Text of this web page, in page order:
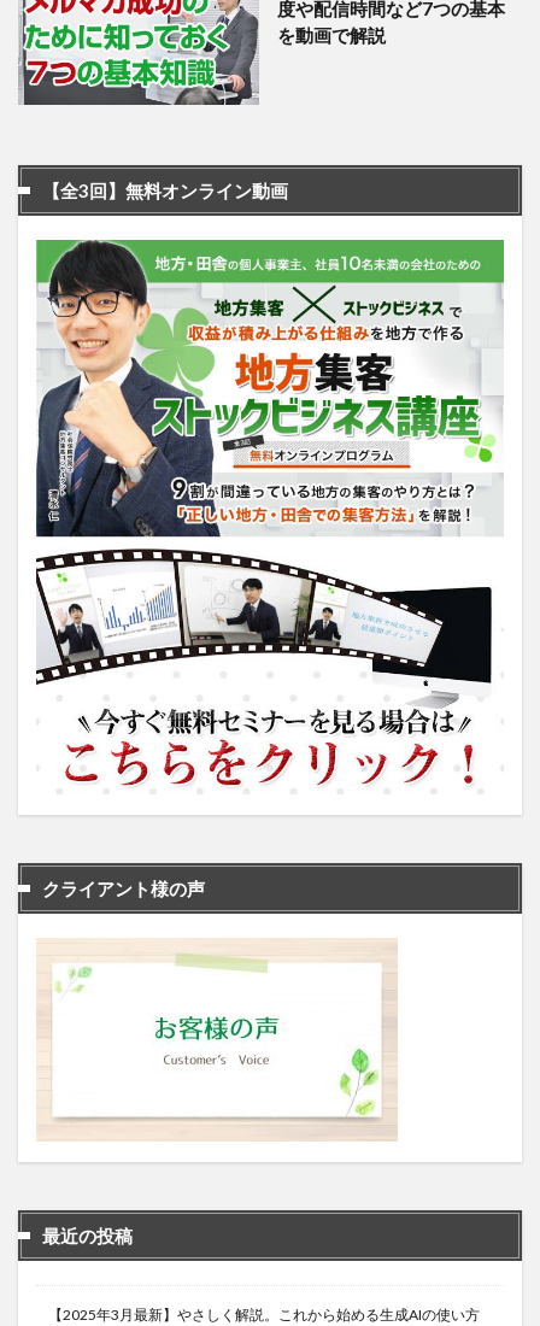
度や配信時間など7つの基本
を動画で解説
【全3回】無料オンライン動画
クライアント様の声
最近の投稿
【2025年3月最新】やさしく解説。これから始める生成AIの使い方